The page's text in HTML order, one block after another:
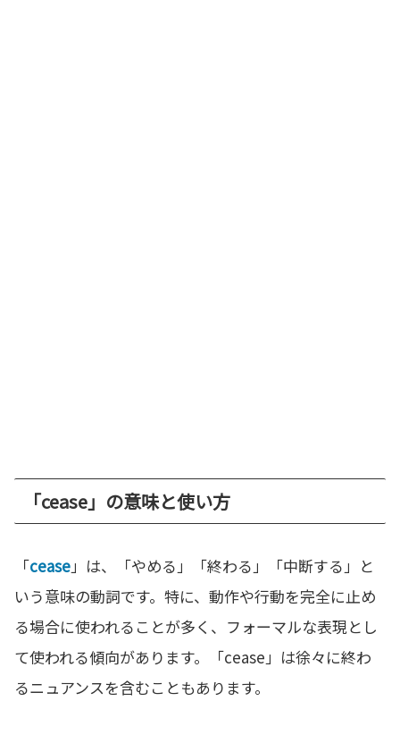
「cease」の意味と使い方
「cease」は、「やめる」「終わる」「中断する」と
いう意味の動詞です。特に、動作や行動を完全に止め
る場合に使われることが多く、フォーマルな表現とし
て使われる傾向があります。「cease」は徐々に終わ
るニュアンスを含むこともあります。